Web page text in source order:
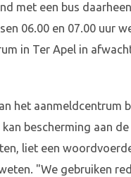
met een bus
06.00 en 07.00 uur
in Ter Apel in
het aanmeldcentrum
bescherming aan
liet een
"We gebruiken